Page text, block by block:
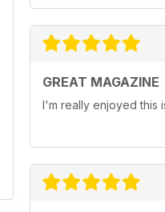
GREAT MAGAZINE
I'm really enjoyed this